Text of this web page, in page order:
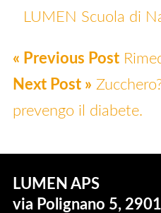
LUMEN Scuola di
« Previous Post
Next Post »
prevengo il diabete.
LUMEN APS
via Polignano 5,